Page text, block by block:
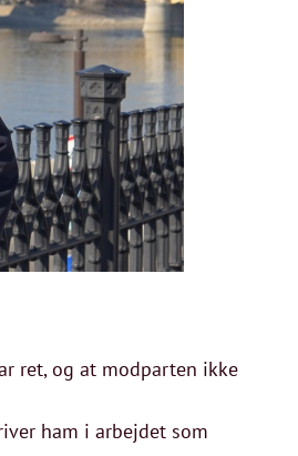
ret, og at modparten ikke
ham i arbejdet som